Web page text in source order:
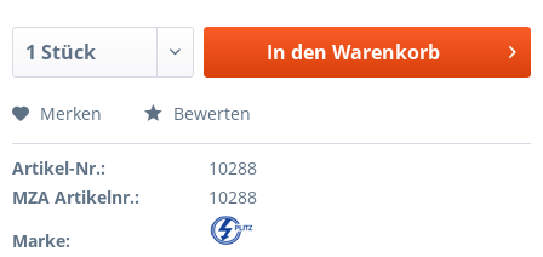
In den Warenkorb
Merken Bewerten
Artikel-Nr.:
10288
MZA Artikelnr.:
10288
Marke: